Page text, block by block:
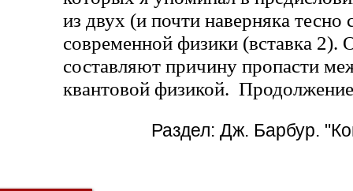
из двух (и почти наверняка тесно
современной физики (вставка 2).
составляют причину пропасти
квантовой физикой.
Раздел:Дж. Барбур.